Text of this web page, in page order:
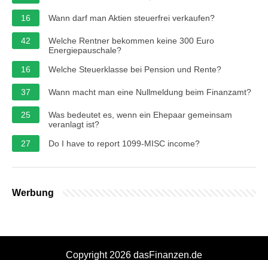
16 Wann darf man Aktien steuerfrei verkaufen?
42
Welche Rentner bekommen keine 300 Euro
Energiepauschale?
16
Welche Steuerklasse bei Pension und Rente?
37 Wann macht man eine Nullmeldung beim Finanzamt?
25
Was bedeutet es, wenn ein Ehepaar gemeinsam
veranlagt ist?
27
Do I have to report 1099-MISC income?
Werbung
Copyright 2026 dasFinanzen.de